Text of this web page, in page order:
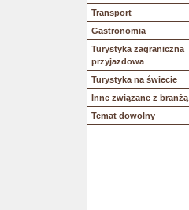
Transport
Gastronomia
Turystyka zagraniczna
przyjazdowa
Turystyka na świecie
Inne związane z branżą
Temat dowolny